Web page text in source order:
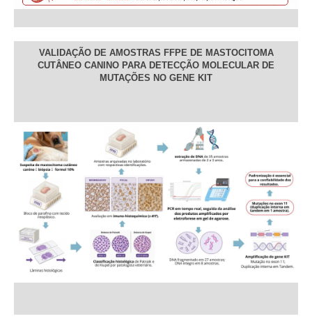
VALIDAÇÃO DE AMOSTRAS FFPE DE MASTOCITOMA
CUTÂNEO CANINO PARA DETECÇÃO MOLECULAR DE
MUTAÇÕES NO GENE KIT